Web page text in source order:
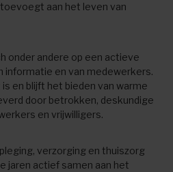
aan het leven van
onder andere op een actieve
informatie en van medewerkers.
en blijft het bieden van warme
door betrokken, deskundige
en vrijwilligers.
verzorging en thuiszorg
jaren actief samen aan het